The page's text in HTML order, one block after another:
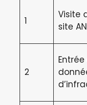
1
Visite
site
2